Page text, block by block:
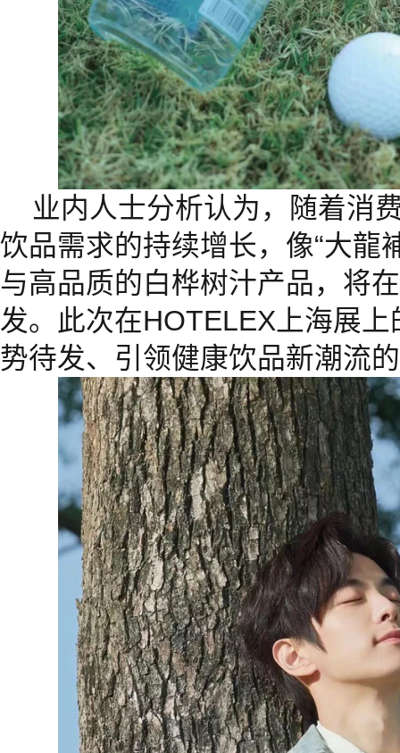
业内人士分析认为，随着消
饮品需求的持续增长，像“大龍
与高品质的白桦树汁产品，将
发。此次在HOTELEX上海展
势待发、引领健康饮品新潮流